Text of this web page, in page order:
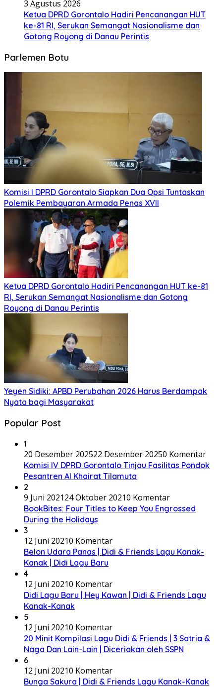
3 Agustus 2026
Ketua DPRD Gorontalo Hadiri Pencanangan HUT
ke-81 RI, Serukan Semangat Nasionalisme dan
Gotong Royong di Danau Perintis
Parlemen Botu
Komisi I DPRD Gorontalo Siapkan Dua Opsi Tuntaskan
Polemik Pembayaran Armada Penas XVII
Ketua DPRD Gorontalo Hadiri Pencanangan HUT ke-81
RI, Serukan Semangat Nasionalisme dan Gotong
Royong di Danau Perintis
Yeyen Sidiki: APBD Perubahan 2026 Harus Berdampak
Nyata bagi Masyarakat
Popular Post
1
20 Desember 202522 Desember 20250 Komentar
Komisi IV DPRD Gorontalo Tinjau Fasilitas Pondok
Pesantren Al Khairat Tilamuta
2
9 Juni 202124 Oktober 20210 Komentar
BookBites: Four Titles to Keep You Engrossed
During the Holidays
3
12 Juni 20210 Komentar
Belon Udara Panas | Didi & Friends Lagu Kanak-
Kanak | Didi Lagu Baru
4
12 Juni 20210 Komentar
Didi Lagu Baru | Hey Kawan | Didi & Friends Lagu
Kanak-Kanak
5
12 Juni 20210 Komentar
20 Minit Kompilasi Lagu Didi & Friends | 3 Satria &
Naga Dan Lain-Lain | Diceriakan oleh SSPN
6
12 Juni 20210 Komentar
Bunga Sakura | Didi & Friends Lagu Kanak-Kanak